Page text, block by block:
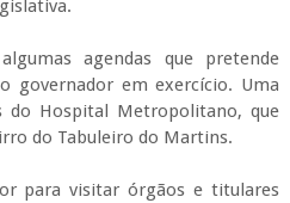
agendas que pretende
governador em exercício. Uma
do Hospital Metropolitano, que
do Tabuleiro do Martins.
para visitar órgãos e titulares